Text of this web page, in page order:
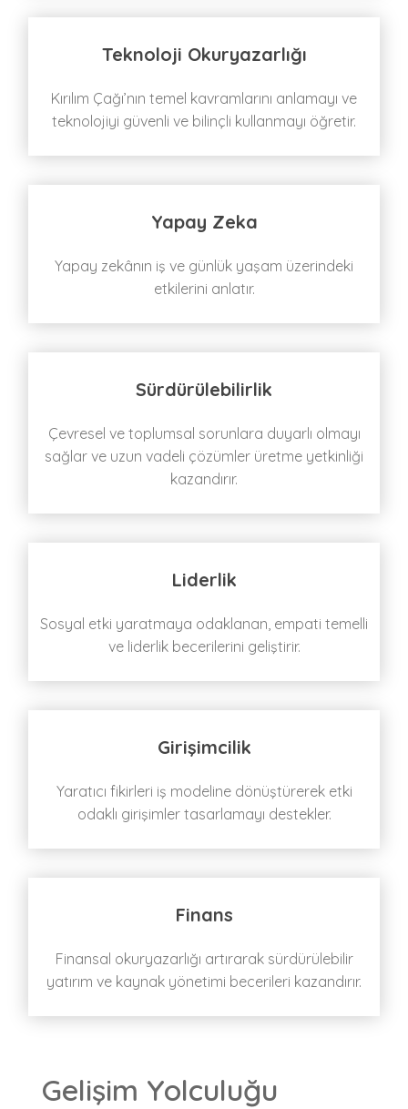
Teknoloji Okuryazarlığı
Kırılım Çağı’nın temel kavramlarını anlamayı ve
teknolojiyi güvenli ve bilinçli kullanmayı öğretir.
Yapay Zeka
Yapay zekânın iş ve günlük yaşam üzerindeki
etkilerini anlatır.
Sürdürülebilirlik
Çevresel ve toplumsal sorunlara duyarlı olmayı
sağlar ve uzun vadeli çözümler üretme yetkinliği
kazandırır.
Liderlik
Sosyal etki yaratmaya odaklanan, empati temelli
ve liderlik becerilerini geliştirir.
Girişimcilik
Yaratıcı fikirleri iş modeline dönüştürerek etki
odaklı girişimler tasarlamayı destekler.
Finans
Finansal okuryazarlığı artırarak sürdürülebilir
yatırım ve kaynak yönetimi becerileri kazandırır.
Gelişim Yolculuğu